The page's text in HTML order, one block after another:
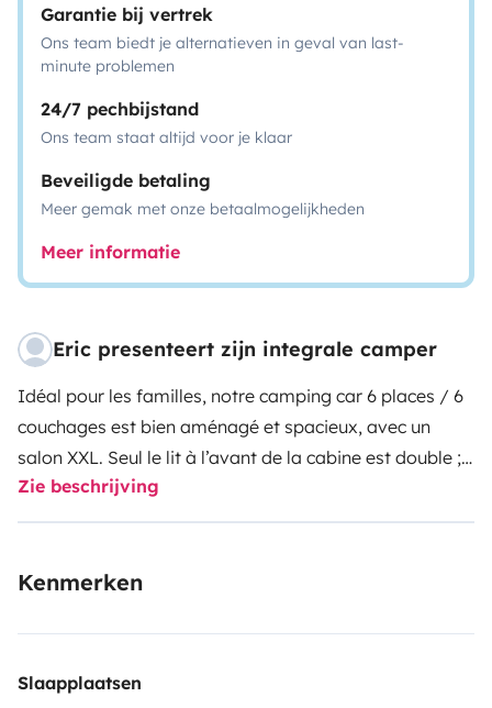
Garantie bij vertrek
Ons team biedt je alternatieven in geval van last-
minute problemen
24/7 pechbijstand
Ons team staat altijd voor je klaar
Beveiligde betaling
Meer gemak met onze betaalmogelijkheden
Meer informatie
Eric presenteert zijn integrale camper
Idéal pour les familles, notre camping car 6 places / 6
couchages est bien aménagé et spacieux, avec un
salon XXL. Seul le lit à l’avant de la cabine est double ;
les banquettes du salon se transforment en deux lits
individuels dont un plutôt destiné à un enfant. Le
bouteilles de propane, et son système de détendeur
Toute la sellerie est propre mais comporte des traces
Zie beschrijving
Kenmerken
Slaapplaatsen